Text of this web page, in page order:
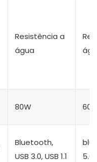
Resistência a
água
80W 60
Bluetooth,
‎USB 3.0, USB 1.1
5.0